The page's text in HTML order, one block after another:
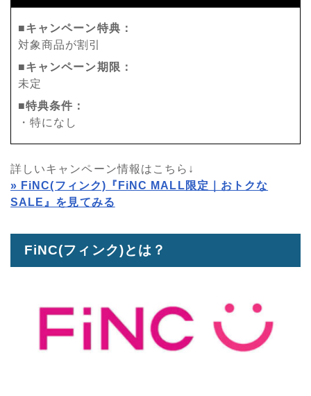
■キャンペーン特典：
対象商品が割引
■キャンペーン期限：
未定
■特典条件：
・特になし
詳しいキャンペーン情報はこちら↓
» FiNC(フィンク)『FiNC MALL限定｜おトクな
SALE』を見てみる
FiNC(フィンク)とは？